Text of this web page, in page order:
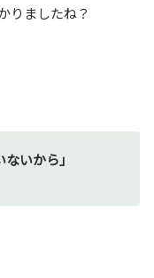
りましたね？
いから」